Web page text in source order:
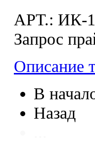
APT.: ИК-
Запрос
Описание
В
Назад